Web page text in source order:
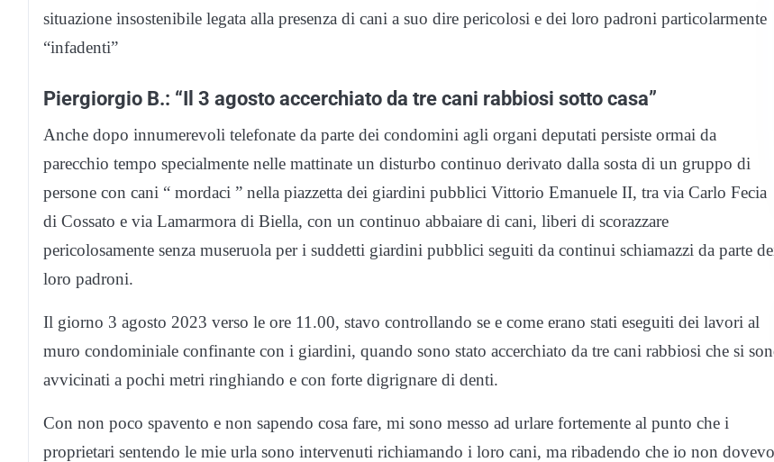
situazione insostenibile legata alla presenza di cani a suo dire pericolosi e dei loro padroni particolarmente
“infadenti”
Piergiorgio B.: “Il 3 agosto accerchiato da tre cani rabbiosi sotto casa”
Anche dopo innumerevoli telefonate da parte dei condomini agli organi deputati persiste ormai da
parecchio tempo specialmente nelle mattinate un disturbo continuo derivato dalla sosta di un gruppo di
persone con cani “ mordaci ” nella piazzetta dei giardini pubblici Vittorio Emanuele II, tra via Carlo Fecia
di Cossato e via Lamarmora di Biella, con un continuo abbaiare di cani, liberi di scorazzare
pericolosamente senza museruola per i suddetti giardini pubblici seguiti da continui schiamazzi da parte
loro padroni.
Il giorno 3 agosto 2023 verso le ore 11.00, stavo controllando se e come erano stati eseguiti dei lavori al
muro condominiale confinante con i giardini, quando sono stato accerchiato da tre cani rabbiosi che si
avvicinati a pochi metri ringhiando e con forte digrignare di denti.
Con non poco spavento e non sapendo cosa fare, mi sono messo ad urlare fortemente al punto che i
proprietari sentendo le mie urla sono intervenuti richiamando i loro cani, ma ribadendo che io non dovevo